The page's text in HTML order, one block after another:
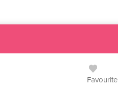
Favourite